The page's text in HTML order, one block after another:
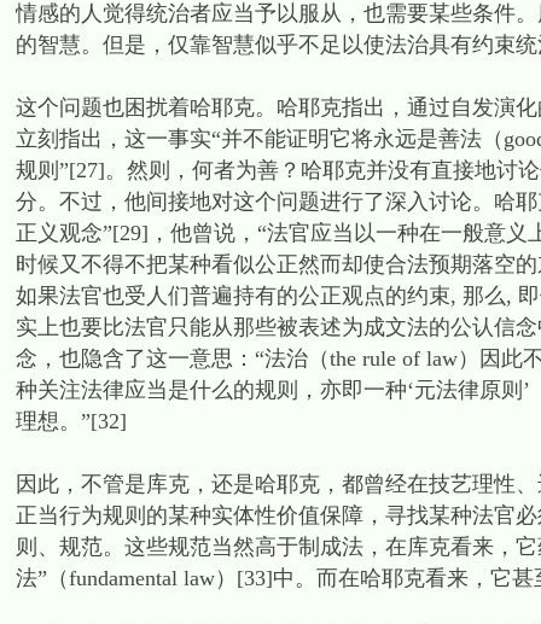
情感的人觉得统治者应当予以服从，也需要某些条件
的智慧。但是，仅靠智慧似乎不足以使法治具有约束
这个问题也困扰着哈耶克。哈耶克指出，通过自发演
立刻指出，这一事实“并不能证明它将永远是善法（
规则”[27]。然则，何者为善？哈耶克并没有直接地讨
分。不过，他间接地对这个问题进行了深入讨论。哈
正义观念”[29]，他曾说，“法官应当以一种在一般意
时候又不得不把某种看似公正然而却使合法预期落空
如果法官也受人们普遍持有的公正观点的约束, 那么,
实上也要比法官只能从那些被表述为成文法的公认信
念，也隐含了这一意思：“法治（the rule of law）因此
种关注法律应当是什么的规则，亦即一种‘元法律原则’
理想。”[32]
因此，不管是库克，还是哈耶克，都曾经在技艺理性
正当行为规则的某种实体性价值保障，寻找某种法官
则、规范。这些规范当然高于制成法，在库克看来，
法”（fundamental law）[33]中。而在哈耶克看来，它